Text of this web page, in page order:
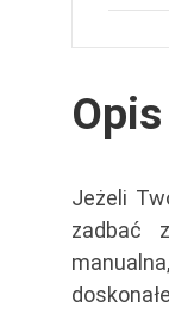
Opis
Jeżeli
zadbać